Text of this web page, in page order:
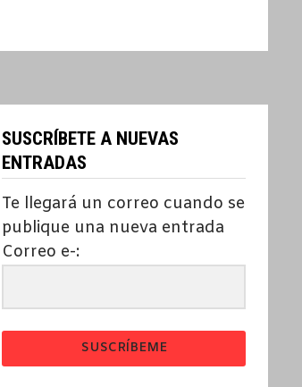
SUSCRÍBETE A NUEVAS
ENTRADAS
Te llegará un correo cuando se
publique una nueva entrada
Correo e-:
SUSCRÍBEME